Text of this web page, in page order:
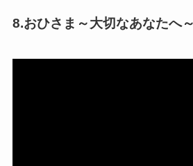
8.おひさま～大切なあなたへ